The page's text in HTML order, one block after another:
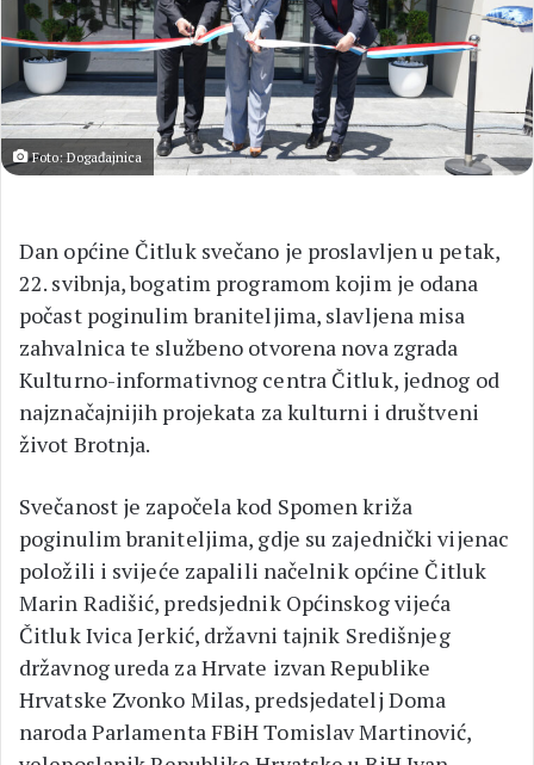
Foto: Događajnica
Dan općine Čitluk svečano je proslavljen u petak,
22. svibnja, bogatim programom kojim je odana
počast poginulim braniteljima, slavljena misa
zahvalnica te službeno otvorena nova zgrada
Kulturno-informativnog centra Čitluk, jednog od
najznačajnijih projekata za kulturni i društveni
život Brotnja.
Svečanost je započela kod Spomen križa
poginulim braniteljima, gdje su zajednički vijenac
položili i svijeće zapalili načelnik općine Čitluk
Marin Radišić, predsjednik Općinskog vijeća
Čitluk Ivica Jerkić, državni tajnik Središnjeg
državnog ureda za Hrvate izvan Republike
Hrvatske Zvonko Milas, predsjedatelj Doma
naroda Parlamenta FBiH Tomislav Martinović,